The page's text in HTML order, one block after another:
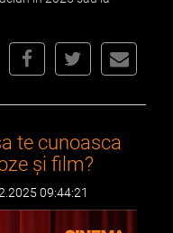
te cunoasca
și film?
09:44:21